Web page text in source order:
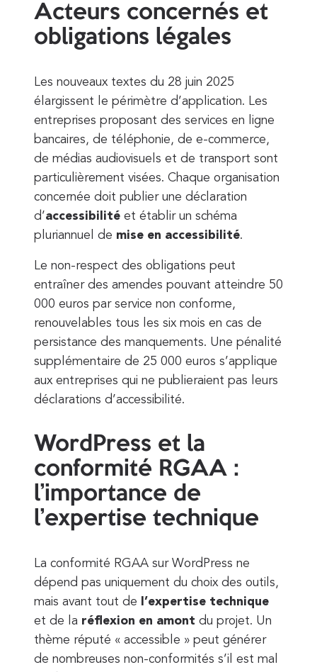
Acteurs concernés et
obligations légales
Les nouveaux textes du 28 juin 2025
élargissent le périmètre d’application. Les
entreprises proposant des services en ligne
bancaires, de téléphonie, de e-commerce,
de médias audiovisuels et de transport sont
particulièrement visées. Chaque organisation
concernée doit publier une déclaration
d’accessibilité et établir un schéma
pluriannuel de mise en accessibilité.
Le non-respect des obligations peut
entraîner des amendes pouvant atteindre 50
000 euros par service non conforme,
renouvelables tous les six mois en cas de
persistance des manquements. Une pénalité
supplémentaire de 25 000 euros s’applique
aux entreprises qui ne publieraient pas leurs
déclarations d’accessibilité.
WordPress et la
conformité RGAA :
l’importance de
l’expertise technique
La conformité RGAA sur WordPress ne
dépend pas uniquement du choix des outils,
mais avant tout de
l’expertise technique
et de la réflexion en amont du projet. Un
thème réputé « accessible » peut générer
de nombreuses non-conformités s’il est mal